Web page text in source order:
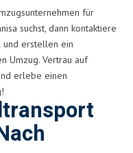
für
suchst, dann kontaktiere
und erstellen ein
Umzug. Vertrau auf
erlebe einen